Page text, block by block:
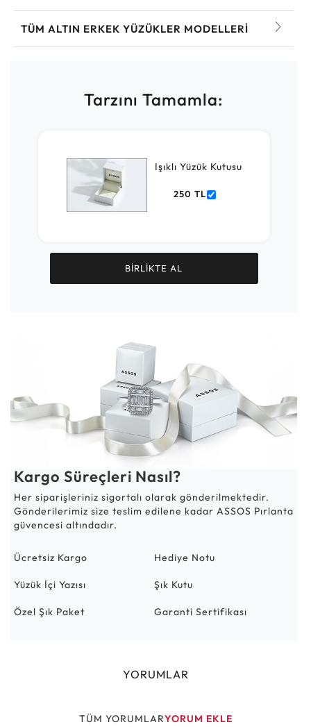
TÜM ALTIN ERKEK YÜZÜKLER MODELLERI
Tarzını Tamamla:
Işıklı Yüzük Kutusu
250 TL
BİRLİKTE AL
Kargo Süreçleri Nasıl?
Her siparişleriniz sigortalı olarak gönderilmektedir.
Gönderilerimiz size teslim edilene kadar ASSOS Pırlanta
güvencesi altındadır.
Ücretsiz Kargo Hediye Notu
Yüzük İçi Yazısı Şık Kutu
Özel Şık Paket Garanti Sertifikası
YORUMLAR
TÜM YORUMLARYORUM EKLE